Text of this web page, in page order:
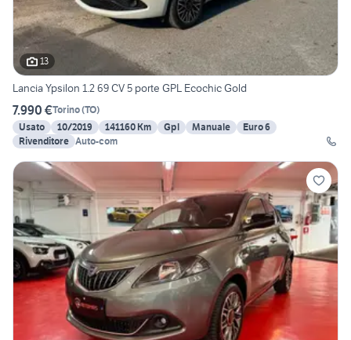
13
Lancia Ypsilon 1.2 69 CV 5 porte GPL Ecochic Gold
7.990 €Torino(TO)
Usato
10/2019 141160 Km Gpl Manuale
Euro 6
Rivenditore Auto-com